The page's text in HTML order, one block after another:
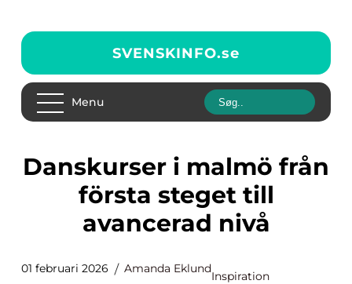
SVENSKINFO.se
Menu
Danskurser i malmö från
första steget till
avancerad nivå
01 februari 2026 Amanda Eklund
Inspiration